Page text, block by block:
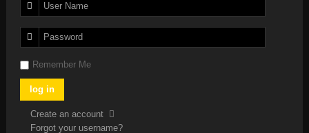
Remember Me
Create an account
Forgot your username?